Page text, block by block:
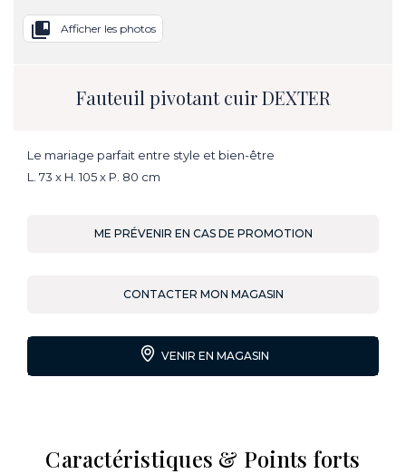
collections_bookmark Afficher les photos
Fauteuil pivotant cuir DEXTER
Le mariage parfait entre style et bien-être
L. 73 x H. 105 x P. 80 cm
ME PRÉVENIR EN CAS DE PROMOTION
CONTACTER MON MAGASIN
VENIR EN MAGASIN
Caractéristiques & Points forts